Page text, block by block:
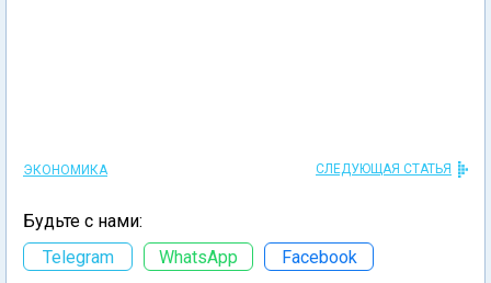
ЭКОНОМИКА СЛЕДУЮЩАЯ СТАТЬЯ
Будьте с нами:
Telegram
WhatsApp Facebook